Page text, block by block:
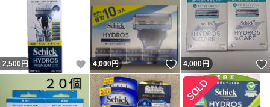
2,500 円 いいね！
4,000円 いいね！
4,000円